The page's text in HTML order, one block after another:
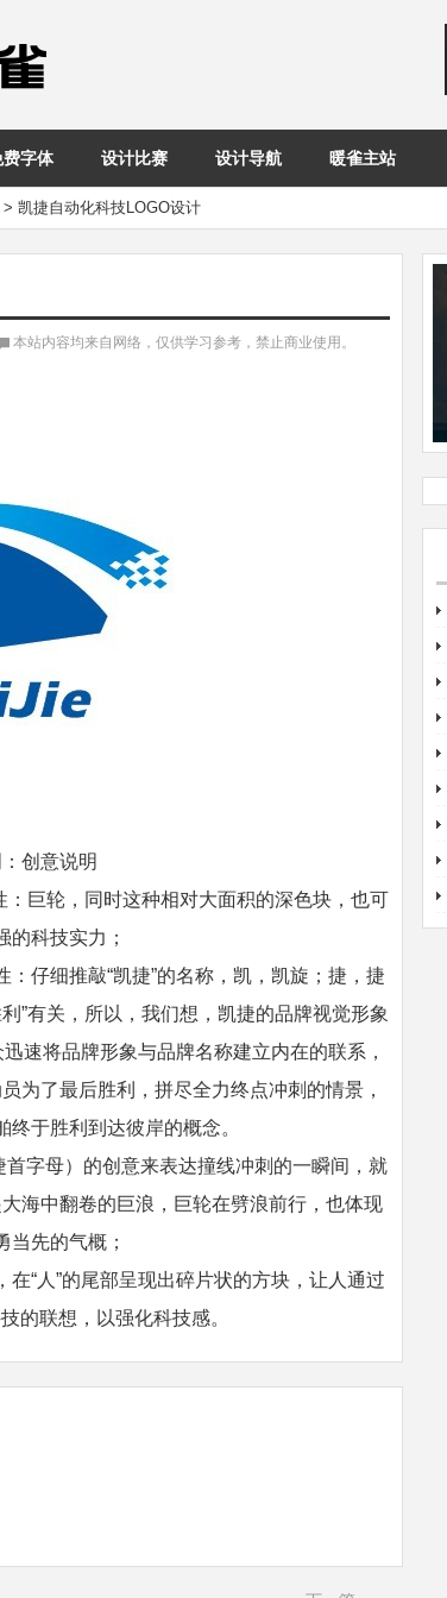
费字体 设计比赛 设计导航 暖雀主站
> 凯捷自动化科技LOGO设计
本站内容均来自网络，仅供学习参考，禁止商业使用。
创意说明
巨轮，同时这种相对大面积的深色块，也可
的科技实力；
仔细推敲“凯捷”的名称，凯，凯旋；捷，捷
”有关，所以，我们想，凯捷的品牌视觉形象
速将品牌形象与品牌名称建立内在的联系，
为了最后胜利，拼尽全力终点冲刺的情景，
于胜利到达彼岸的概念。
首字母）的创意来表达撞线冲刺的一瞬间，就
海中翻卷的巨浪，巨轮在劈浪前行，也体现
当先的气概；
“人”的尾部呈现出碎片状的方块，让人通过
的联想，以强化科技感。